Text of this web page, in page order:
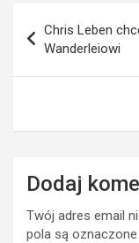
wpisu
Chris Leben
Wanderleiowi
Dodaj
Twój adres email
pola są oznaczone